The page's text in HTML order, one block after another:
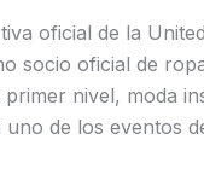
oficial de la
socio oficial de
nivel, moda
de los eventos